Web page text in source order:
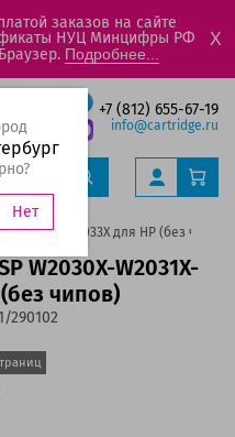
заказов на сайте
НУЦ Минцифры РФ
Подробнее...
X
+7 (812) 655-67-19
info@cartridge.ru
Нет
W2032X-W2033X для HP (без чипов)
W2030X-W2031X-
(без чипов)
290102